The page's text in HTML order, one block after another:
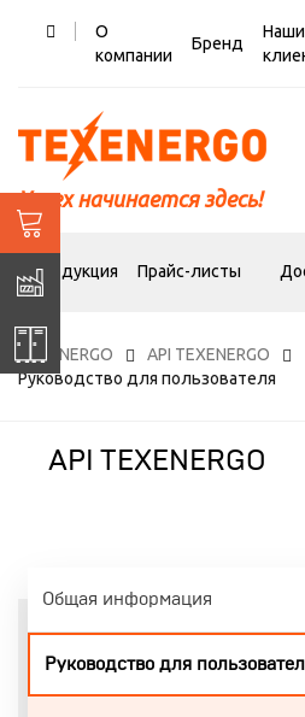
О
компании
Бренд
Наши
Успех начинается здесь!
Продукция Прайс-листы
TEXENERGO
API TEXENERGO
Руководство для пользователя
API TEXENERGO
Общая информация
Руководство для